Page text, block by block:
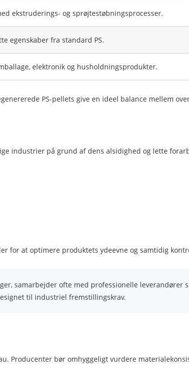
ekstruderings- og sprøjtestøbningsprocesser.
egenskaber fra standard PS.
elektronik og husholdningsprodukter.
PS-pellets give en ideel balance mellem
industrier på grund af dens alsidighed og lette
for at optimere produktets ydeevne og samtidig
samarbejder ofte med professionelle leverandører
til industriel fremstillingskrav.
Producenter bør omhyggeligt vurdere